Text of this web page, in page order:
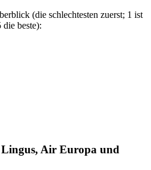
(die schlechtesten zuerst; 1 ist
beste):
Lingus, Air Europa und